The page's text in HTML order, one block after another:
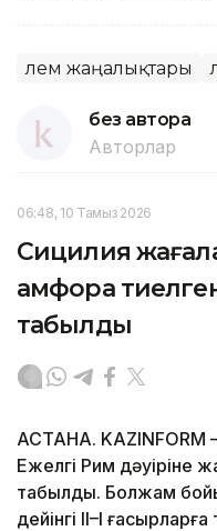
Әлем жаңалықтары
без автора
Авторлар
06:48, 10 Тамыз 2026
Сицилия
амфора
табылды
АСТАНА. KAZINFORM
Ежелгі Рим дәуіріне
табылды. Болжам
дейінгі II–I